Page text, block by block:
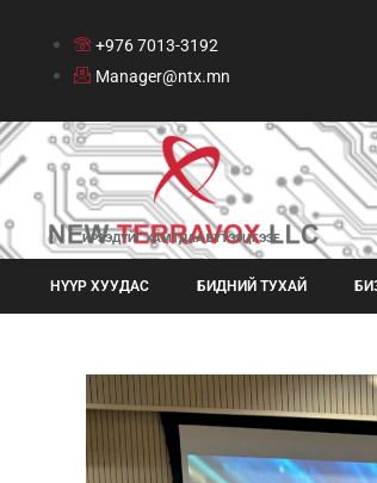
+976 7013-3192
Manager@ntx.mn
ИРЭЭДҮЙГ ХАМТДАА БҮТЭЭЦГЭЭЕ
НҮҮР ХУУДАС БИДНИЙ ТУХАЙ